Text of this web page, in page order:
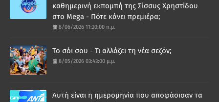
καθημερινή εκπομπή της Σίσσυς Χρηστίδου
στο Mega - Πότε κάνει πρεμιέρα;
8/06/2026 11:20:00 π.μ.
Το σόι σου - Τι αλλάζει τη νέα σεζόν;
8/05/2026 03:43:00 μ.μ.
Αυτή είναι η ημερομηνία που αποφάσισαν τα